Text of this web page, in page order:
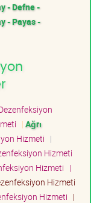
- Defne -
- Payas -
| Ağrı
Hizmeti |
Hizmeti
Hizmeti |
Hizmeti
Hizmeti |